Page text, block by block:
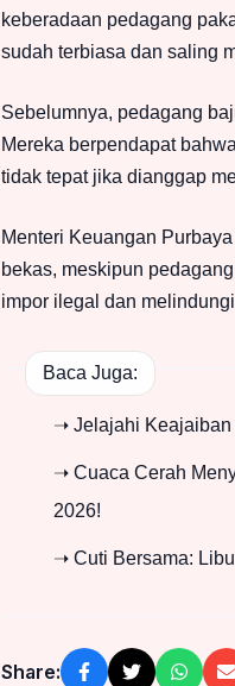
keberadaan pedagang
sudah terbiasa dan saling
Sebelumnya, pedagang
Mereka berpendapat bahwa
tidak tepat jika dianggap
Menteri Keuangan
bekas, meskipun
impor ilegal dan
Baca Juga:
➝ Jelajahi Keajaiban
➝ Cuaca Cerah
2026!
➝ Cuti Bersama:
Share: